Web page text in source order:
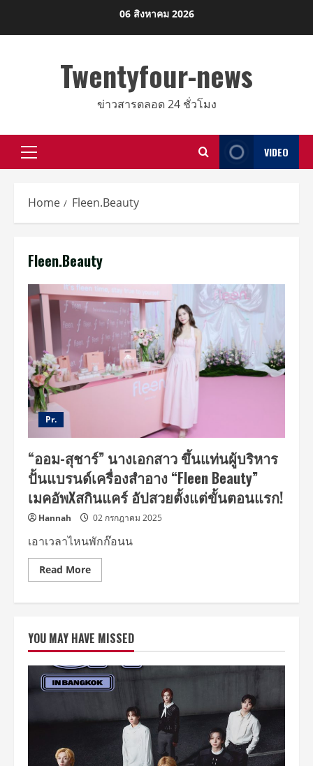
06 สิงหาคม 2026
Twentyfour-news
ข่าวสารตลอด 24 ชั่วโมง
Primary
VIDEO
Home Fleen.Beauty
Fleen.Beauty
Pr.
“ออม-สุชาร์” นางเอกสาว ขึ้นแท่นผู้บริหาร
ปั้นแบรนด์เครื่องสำอาง “Fleen Beauty”
เมคอัพXสกินแคร์ อัปสวยตั้งแต่ขั้นตอนแรก!
Hannah 02 กรกฎาคม 2025
เอาเวลาไหนพักก๊อนน
Read MoreRead
more
สาว
ขึ้น
แท่น
ผู้
บริหาร
ปั้น
แบรนด์
สำอาง
Beauty”
เมคอัพXสกิน
YOU MAY HAVE MISSED